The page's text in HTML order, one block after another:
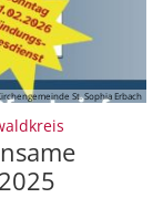
St. Sophia Erbach